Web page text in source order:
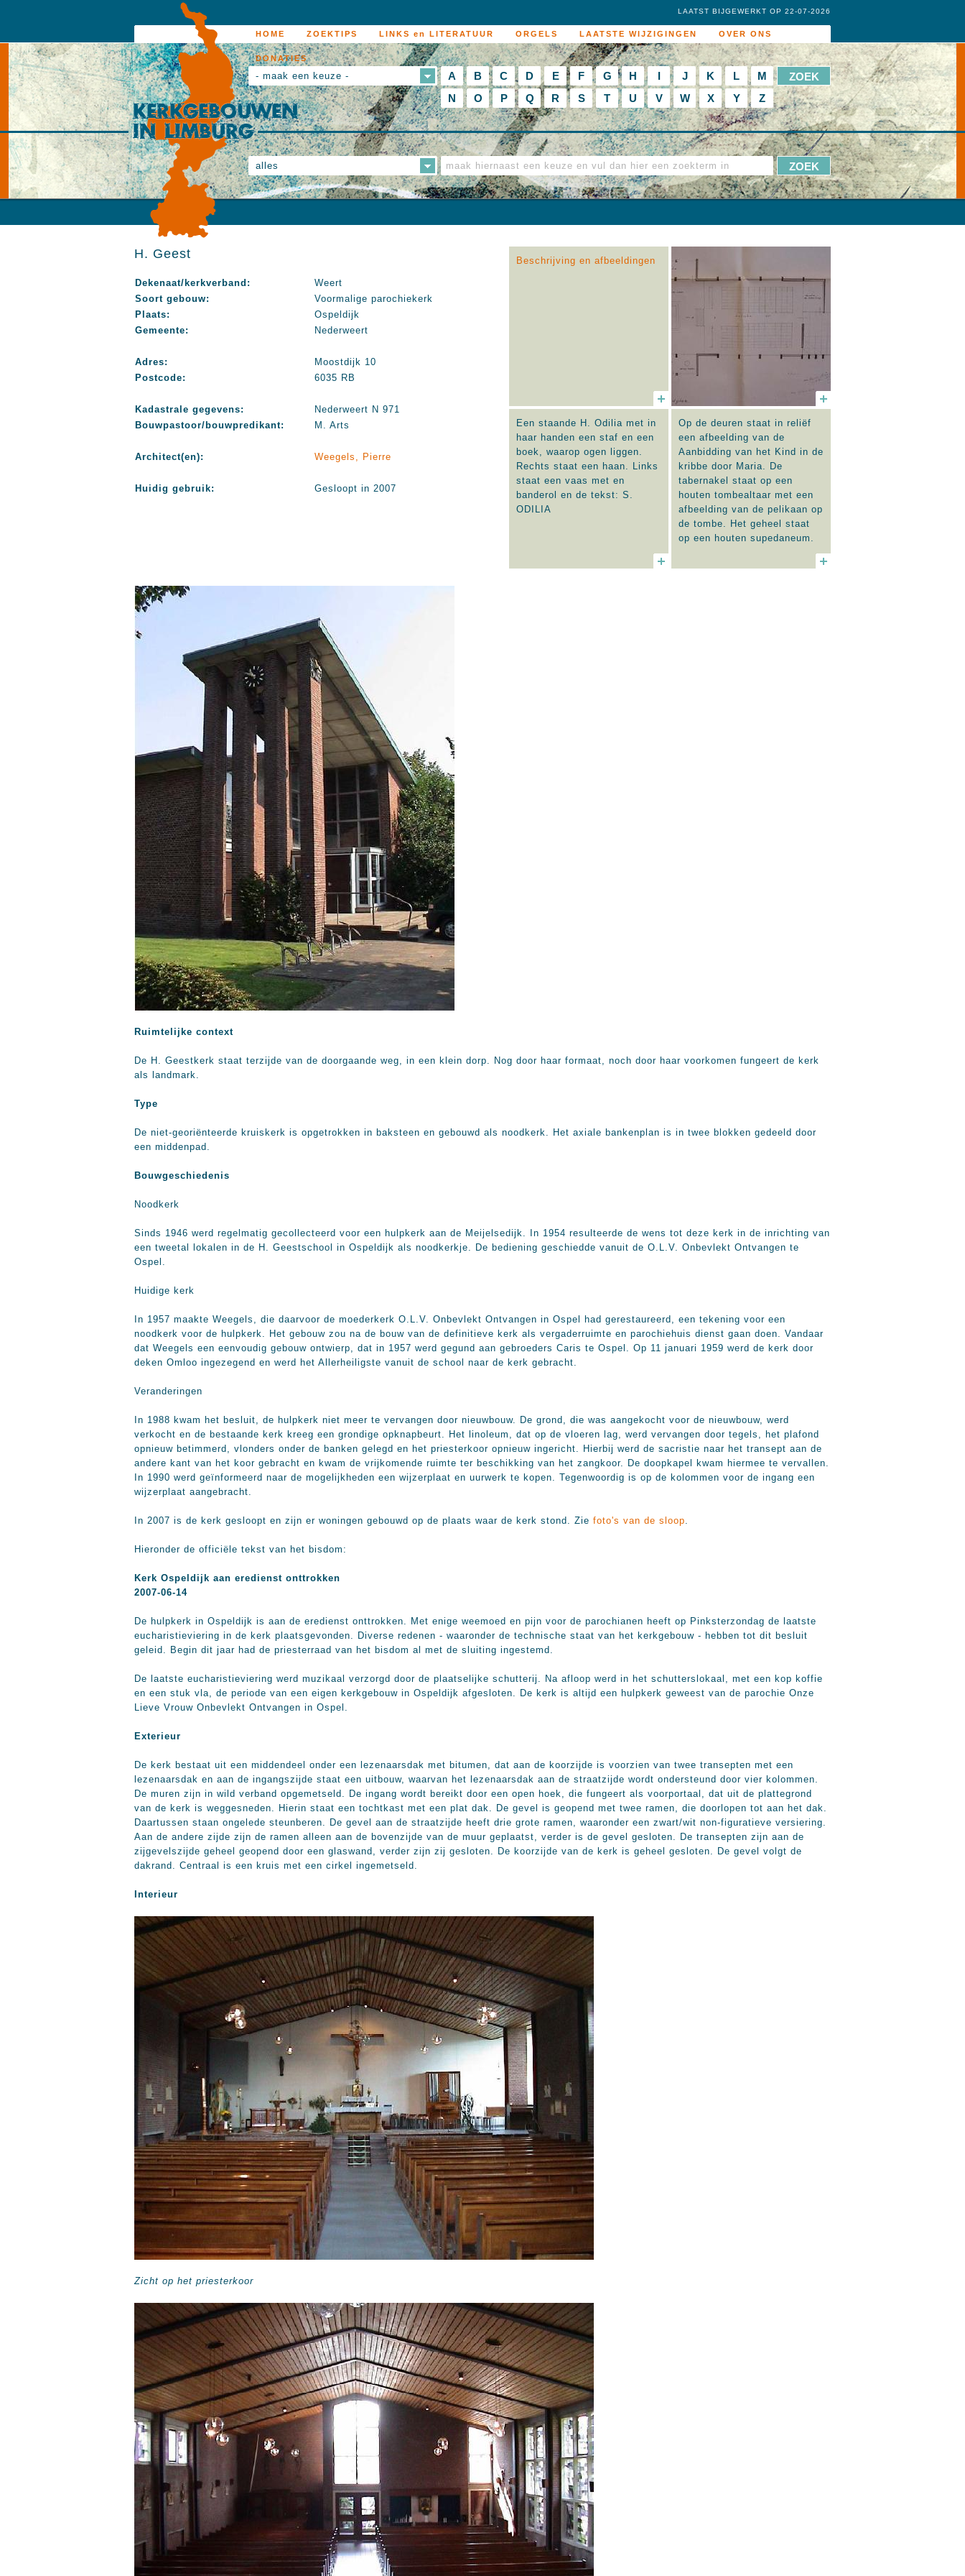
HOME ZOEKTIPS LINKS en LITERATUUR ORGELS LAATSTE WIJZIGINGEN OVER ONS
DONATIES
LAATST BIJGEWERKT OP 22-07-2026
- maak een keuze - A B C D E F G H I J K L
M
N
O P Q R S T U V W X Y Z
alles
H. Geest
Dekenaat/kerkverband:
Weert
Soort gebouw:
Voormalige parochiekerk
Plaats:
Ospeldijk
Gemeente:
Nederweert
Adres:
Moostdijk 10
Postcode:
6035 RB
Kadastrale gegevens:
Nederweert N 971
Bouwpastoor/bouwpredikant:
M. Arts
Architect(en): Weegels, Pierre
Huidig gebruik: Gesloopt in 2007
Beschrijving en afbeeldingen
Een staande H. Odilia met in
haar handen een staf en een
boek, waarop ogen liggen.
Rechts staat een haan. Links
staat een vaas met en
banderol en de tekst: S.
ODILIA
Op de deuren staat in reliëf
een afbeelding van de
Aanbidding van het Kind in de
kribbe door Maria. De
tabernakel staat op een
houten tombealtaar met een
afbeelding van de pelikaan op
de tombe. Het geheel staat
op een houten supedaneum.
Ruimtelijke context
De H. Geestkerk staat terzijde van de doorgaande weg, in een klein dorp. Nog door haar formaat, noch door haar voorkomen fungeert de kerk
als landmark.
Type
De niet-georiënteerde kruiskerk is opgetrokken in baksteen en gebouwd als noodkerk. Het axiale bankenplan is in twee blokken gedeeld door
een middenpad.
Bouwgeschiedenis
Noodkerk
Sinds 1946 werd regelmatig gecollecteerd voor een hulpkerk aan de Meijelsedijk. In 1954 resulteerde de wens tot deze kerk in de inrichting van
een tweetal lokalen in de H. Geestschool in Ospeldijk als noodkerkje. De bediening geschiedde vanuit de O.L.V. Onbevlekt Ontvangen te
Ospel.
Huidige kerk
In 1957 maakte Weegels, die daarvoor de moederkerk O.L.V. Onbevlekt Ontvangen in Ospel had gerestaureerd, een tekening voor een
noodkerk voor de hulpkerk. Het gebouw zou na de bouw van de definitieve kerk als vergaderruimte en parochiehuis dienst gaan doen. Vandaar
dat Weegels een eenvoudig gebouw ontwierp, dat in 1957 werd gegund aan gebroeders Caris te Ospel. Op 11 januari 1959 werd de kerk door
deken Omloo ingezegend en werd het Allerheiligste vanuit de school naar de kerk gebracht.
Veranderingen
In 1988 kwam het besluit, de hulpkerk niet meer te vervangen door nieuwbouw. De grond, die was aangekocht voor de nieuwbouw, werd
verkocht en de bestaande kerk kreeg een grondige opknapbeurt. Het linoleum, dat op de vloeren lag, werd vervangen door tegels, het plafond
opnieuw betimmerd, vlonders onder de banken gelegd en het priesterkoor opnieuw ingericht. Hierbij werd de sacristie naar het transept aan de
andere kant van het koor gebracht en kwam de vrijkomende ruimte ter beschikking van het zangkoor. De doopkapel kwam hiermee te vervallen.
In 1990 werd geïnformeerd naar de mogelijkheden een wijzerplaat en uurwerk te kopen. Tegenwoordig is op de kolommen voor de ingang een
wijzerplaat aangebracht.
In 2007 is de kerk gesloopt en zijn er woningen gebouwd op de plaats waar de kerk stond. Zie foto's van de sloop.
Hieronder de officiële tekst van het bisdom:
Kerk Ospeldijk aan eredienst onttrokken
2007-06-14
De hulpkerk in Ospeldijk is aan de eredienst onttrokken. Met enige weemoed en pijn voor de parochianen heeft op Pinksterzondag de laatste
eucharistieviering in de kerk plaatsgevonden. Diverse redenen - waaronder de technische staat van het kerkgebouw - hebben tot dit besluit
geleid. Begin dit jaar had de priesterraad van het bisdom al met de sluiting ingestemd.
De laatste eucharistieviering werd muzikaal verzorgd door de plaatselijke schutterij. Na afloop werd in het schutterslokaal, met een kop koffie
en een stuk vla, de periode van een eigen kerkgebouw in Ospeldijk afgesloten. De kerk is altijd een hulpkerk geweest van de parochie Onze
Lieve Vrouw Onbevlekt Ontvangen in Ospel.
Exterieur
De kerk bestaat uit een middendeel onder een lezenaarsdak met bitumen, dat aan de koorzijde is voorzien van twee transepten met een
lezenaarsdak en aan de ingangszijde staat een uitbouw, waarvan het lezenaarsdak aan de straatzijde wordt ondersteund door vier kolommen.
De muren zijn in wild verband opgemetseld. De ingang wordt bereikt door een open hoek, die fungeert als voorportaal, dat uit de plattegrond
van de kerk is weggesneden. Hierin staat een tochtkast met een plat dak. De gevel is geopend met twee ramen, die doorlopen tot aan het dak.
Daartussen staan ongelede steunberen. De gevel aan de straatzijde heeft drie grote ramen, waaronder een zwart/wit non-figuratieve versiering.
Aan de andere zijde zijn de ramen alleen aan de bovenzijde van de muur geplaatst, verder is de gevel gesloten. De transepten zijn aan de
zijgevelszijde geheel geopend door een glaswand, verder zijn zij gesloten. De koorzijde van de kerk is geheel gesloten. De gevel volgt de
dakrand. Centraal is een kruis met een cirkel ingemetseld.
Interieur
Zicht op het priesterkoor